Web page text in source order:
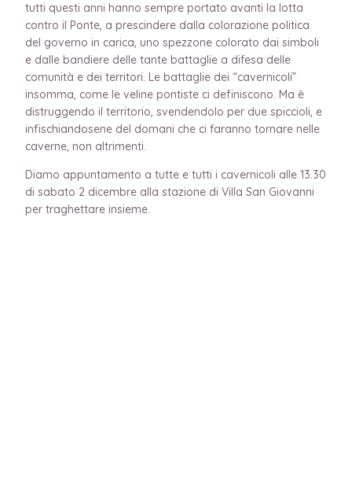
tutti questi anni hanno sempre portato avanti la lotta
contro il Ponte, a prescindere dalla colorazione politica
del governo in carica, uno spezzone colorato dai simboli
e dalle bandiere delle tante battaglie a difesa delle
comunità e dei territori. Le battaglie dei “cavernicoli”
insomma, come le veline pontiste ci definiscono. Ma è
distruggendo il territorio, svendendolo per due spiccioli, e
infischiandosene del domani che ci faranno tornare nelle
caverne, non altrimenti.
Diamo appuntamento a tutte e tutti i cavernicoli alle 13.30
di sabato 2 dicembre alla stazione di Villa San Giovanni
per traghettare insieme.